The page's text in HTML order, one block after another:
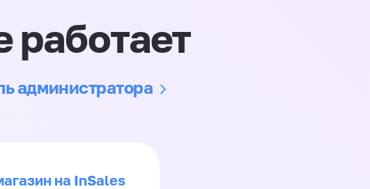
работает
администратора
на InSales